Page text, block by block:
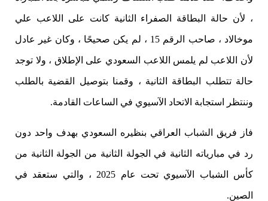
، لأن حالة البطاقة الصفراء الثانية كانت على اللاعب علي
موخالاد ، صاحب الرقم 15 ، لم يكن صحيحًا ، وكان غير عادل
لأن اللاعب لم يلمس اللاعب السعودي على الإطلاق ، ولا توجد
حالة تتطلب البطاقة الثانية ، وقمنا بتوصيل القضية بالطلب
وننتظر استجابة الاتحاد الآسيوي في الساعات القادمة.
فاز فريق الشباب العراقي بنظيره السعودي بهدف واحد دون
رد في مبارياته الثانية في الجولة الثانية من الجولة الثانية من
كأس الشباب الآسيوي تحت عام 2025 ، والتي ستعقد في
الصين.